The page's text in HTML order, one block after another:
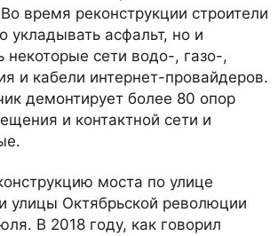
время реконструкции строители
укладывать асфальт, но и
некоторые сети водо-, газо-,
и кабели интернет-провайдеров.
демонтирует более 80 опор
и контактной сети и
моста по улице
улицы Октябрьской революции
В 2018 году, как говорил